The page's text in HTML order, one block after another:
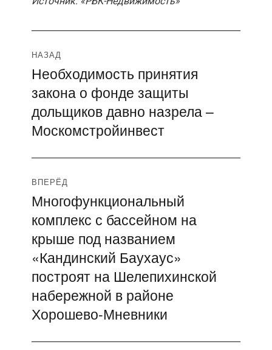
Навигация
по
записям
НАЗАД
Предыдущая
запись:
Необходимость принятия
закона о фонде защиты
дольщиков давно назрела –
Москомстройинвест
ВПЕРЁД
Следующая
запись:
Многофункциональный
комплекс с бассейном на
крыше под названием
«Кандинский Баухаус»
построят на Шелепихинской
набережной в районе
Хорошево-Мневники